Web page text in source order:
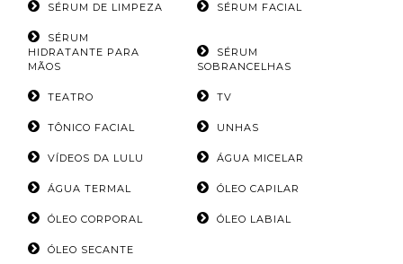
SÉRUM DE LIMPEZA SÉRUM FACIAL
SÉRUM
HIDRATANTE PARA
MÃOS
SÉRUM
SOBRANCELHAS
TEATRO TV
TÔNICO FACIAL UNHAS
VÍDEOS DA LULU ÁGUA MICELAR
ÁGUA TERMAL ÓLEO CAPILAR
ÓLEO CORPORAL ÓLEO LABIAL
ÓLEO SECANTE